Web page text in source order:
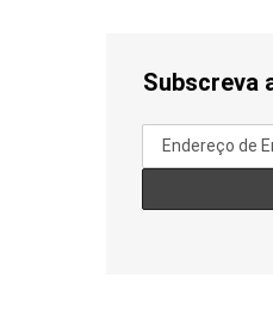
Subscreva